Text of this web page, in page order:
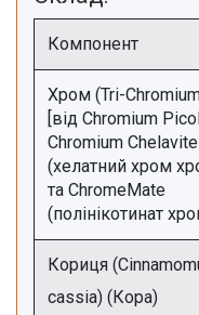
Компонент
Хром (Tri-
[від Chromium
Chromium Chelavite
(хелатний хром
та ChromeMate
(полінікотинат
Кориця
cassia) (Кора)